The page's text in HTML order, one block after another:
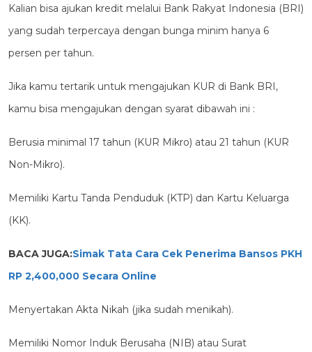
Kalian bisa ajukan kredit melalui Bank Rakyat Indonesia (BRI)
yang sudah terpercaya dengan bunga minim hanya 6
persen per tahun.
Jika kamu tertarik untuk mengajukan KUR di Bank BRI,
kamu bisa mengajukan dengan syarat dibawah ini :
Berusia minimal 17 tahun (KUR Mikro) atau 21 tahun (KUR
Non-Mikro).
Memiliki Kartu Tanda Penduduk (KTP) dan Kartu Keluarga
(KK).
BACA JUGA:Simak Tata Cara Cek Penerima Bansos PKH
RP 2,400,000 Secara Online
Menyertakan Akta Nikah (jika sudah menikah).
Memiliki Nomor Induk Berusaha (NIB) atau Surat